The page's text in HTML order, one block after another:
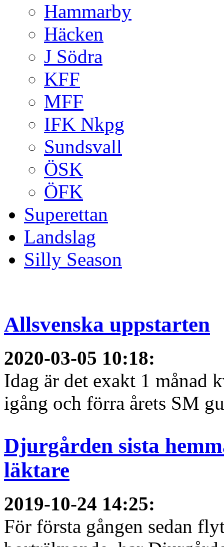
Hammarby
Häcken
J Södra
KFF
MFF
IFK Nkpg
Sundsvall
ÖSK
ÖFK
Superettan
Landslag
Silly Season
Allsvenska uppstarten
2020-03-05 10:18:
Idag är det exakt 1 månad
igång och förra årets SM
Djurgården sista
läktare
2019-10-24 14:25:
För första gången sedan